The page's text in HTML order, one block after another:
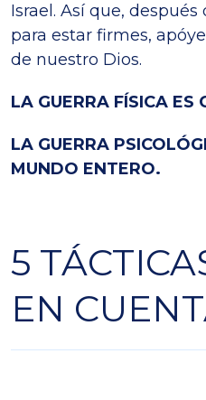
Israel. Así que,
para estar firmes,
de nuestro Dios.
LA GUERRA FÍSICA ES
LA GUERRA
MUNDO ENTERO.
5
EN